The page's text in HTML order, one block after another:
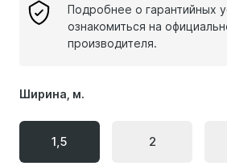
Подробнее о гарантийных
ознакомиться на
производителя.
Ширина, м.
1,5 2